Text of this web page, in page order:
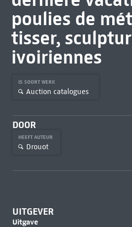
poulies de
tisser,
ivoiriennes
IS SOORT WERK
Auction catalogues
DOOR
HEEFT AUTEUR
Drouot
UITGEVER
Uitgave